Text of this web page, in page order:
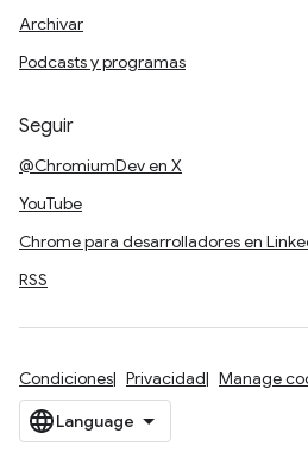
Archivar
Podcasts y programas
Seguir
@ChromiumDev en X
YouTube
Chrome para desarrolladores en
RSS
Condiciones Privacidad Manage